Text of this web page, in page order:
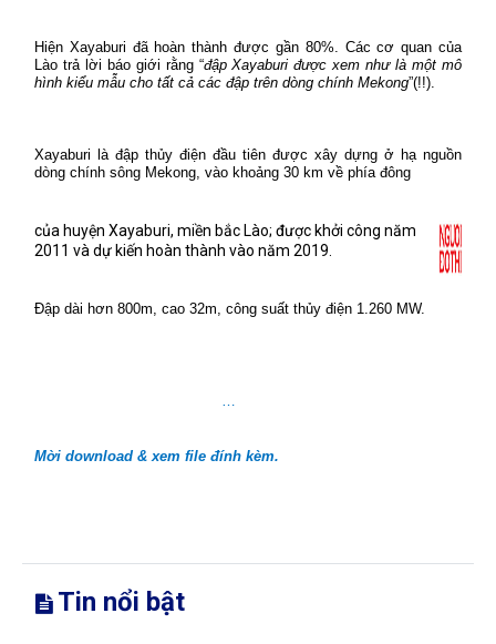
Hiện Xayaburi đã hoàn thành được gần 80%. Các cơ quan của
Lào trả lời báo giới rằng “đập Xayaburi được xem như là một mô
hình kiểu mẫu cho tất cả các đập trên dòng chính Mekong”(!!).
Xayaburi là đập thủy điện đầu tiên được xây dựng ở hạ nguồn
dòng chính sông Mekong, vào khoảng 30 km về phía đông
của huyện Xayaburi, miền bắc Lào; được khởi công năm
2011 và dự kiến hoàn thành vào năm 2019.
Đập dài hơn 800m, cao 32m, công suất thủy điện 1.260 MW.
Mời download & xem file đính kèm.
Tin nổi bật